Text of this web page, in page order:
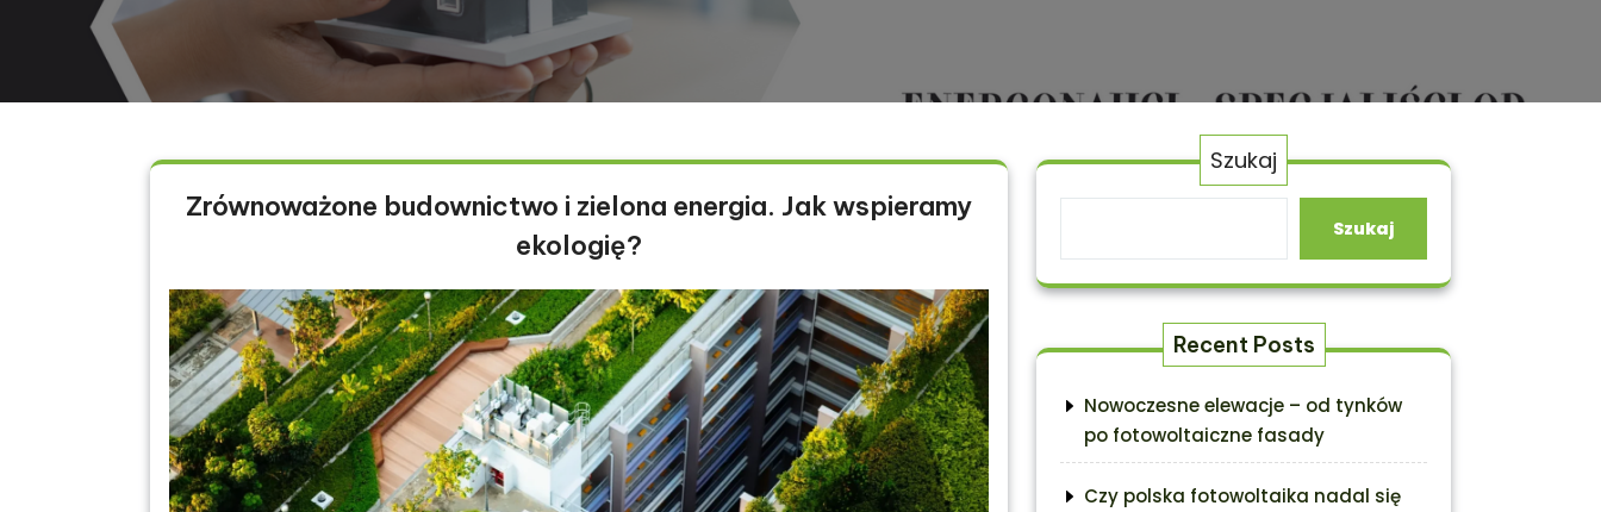
Zrównoważone budownictwo i zielona energia. Jak wspieramy
ekologię?
Szukaj
Szukaj
Recent Posts
Nowoczesne elewacje – od tynków
po fotowoltaiczne fasady
Czy polska fotowoltaika nadal się